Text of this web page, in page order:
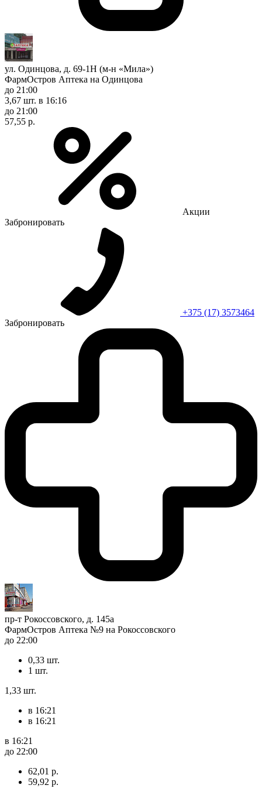
ул. Одинцова, д. 69-1Н (м-н «Мила»)
ФармОстров Аптека на Одинцова
до 21:00
3,67 шт. в 16:16
до 21:00
57,55 р.
Акции
Забронировать
+375 (17) 3573464
Забронировать
пр-т Рокоссовского, д. 145а
ФармОстров Аптека №9 на Рокоссовского
до 22:00
0,33 шт.
1 шт.
1,33 шт.
в 16:21
в 16:21
в 16:21
до 22:00
62,01 р.
59,92 р.